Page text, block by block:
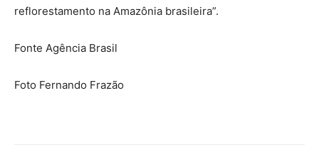
reflorestamento na Amazônia brasileira”.
Fonte Agência Brasil
Foto Fernando Frazão